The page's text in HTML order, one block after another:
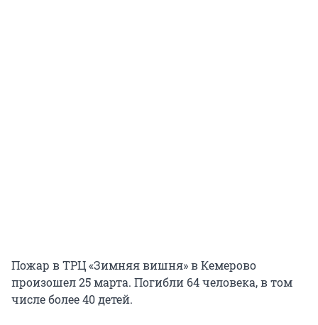
Пожар в ТРЦ «Зимняя вишня» в Кемерово
произошел 25 марта. Погибли 64 человека, в том
числе более 40 детей.